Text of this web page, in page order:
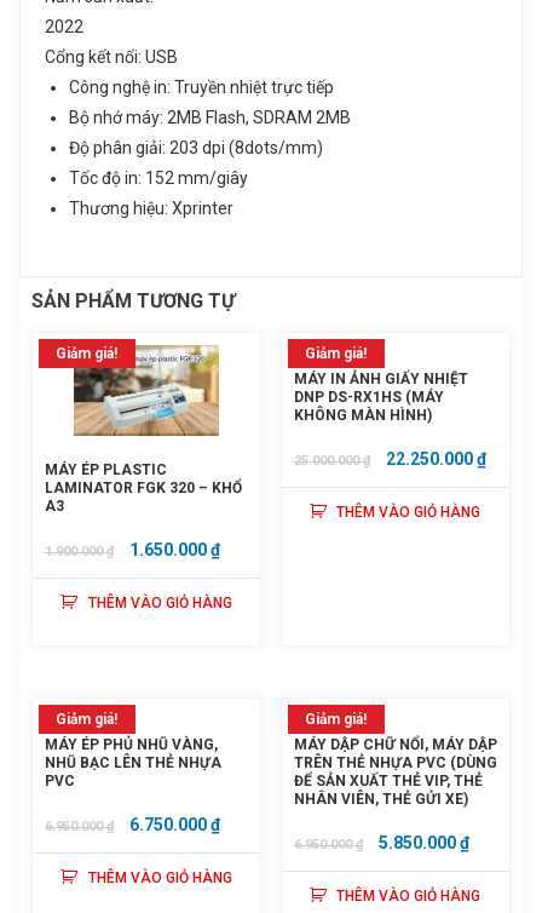
2022
Cổng kết nối: USB
Công nghệ in: Truyền nhiệt trực tiếp
Bộ nhớ máy: 2MB Flash, SDRAM 2MB
Độ phân giải: 203 dpi (8dots/mm)
Tốc độ in: 152 mm/giây
Thương hiệu: Xprinter
SẢN PHẨM TƯƠNG TỰ
Giảm giá!
MÁY ÉP PLASTIC
LAMINATOR FGK 320 – KHỔ
A3
1.900.000₫
GIÁ
GỐC
LÀ:
1.650.000₫GIÁ
HIỆN
TẠI
THÊM VÀO GIỎ HÀNG
Giảm giá!
MÁY IN ẢNH GIẤY NHIỆT
DNP DS-RX1HS (MÁY
KHÔNG MÀN HÌNH)
25.000.000₫
GIÁ
GỐC
LÀ:
22.250.000₫GIÁ
HIỆN
THÊM VÀO GIỎ HÀNG
Giảm giá!
MÁY ÉP PHỦ NHŨ VÀNG,
NHŨ BẠC LÊN THẺ NHỰA
PVC
6.950.000₫
GIÁ
GỐC
LÀ:
6.750.000₫GIÁ
HIỆN
TẠI
THÊM VÀO GIỎ HÀNG
Giảm giá!
MÁY DẬP CHỮ NỔI, MÁY DẬP
TRÊN THẺ NHỰA PVC (DÙNG
ĐỂ SẢN XUẤT THẺ VIP, THẺ
NHÂN VIÊN, THẺ GỬI XE‎)
6.950.000₫
GIÁ
GỐC
LÀ:
5.850.000₫GIÁ
HIỆN
TẠI
THÊM VÀO GIỎ HÀNG
ĐĂNG KÝ TƯ VẤN
Họ và tên
Số điện thoại
Nhu cầu cần tư vấn
Gửi thông tin
Sản phẩm vừa được thêm vào giỏ
hàng
Giá: 1,450,000 đ
Giỏ hàng hiện có:
sản phẩm
Tiếp tục mua hàng
Đi đến giỏ hàng